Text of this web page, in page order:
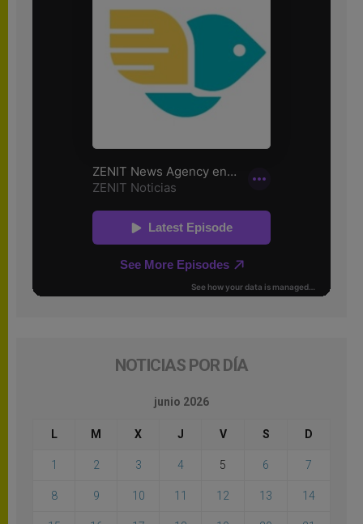
NOTICIAS POR DÍA
junio 2026
L M X J V S D
1 2 3 4 5 6 7
8 9 10 11 12 13 14